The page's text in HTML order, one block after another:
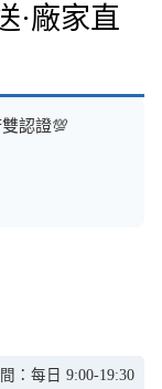
·廠家直
認證💯
：每日 9:00-19:30